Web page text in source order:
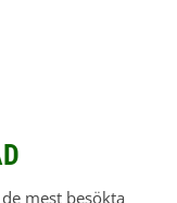
mest besökta